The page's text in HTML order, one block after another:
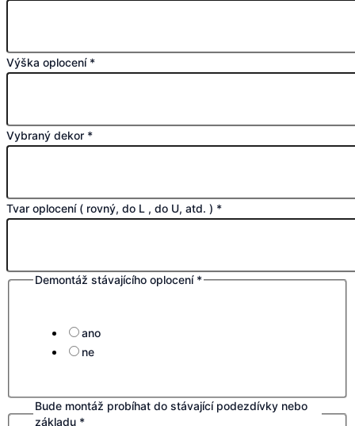
Výška oplocení *
Vybraný dekor *
Tvar oplocení ( rovný, do L , do U, atd. ) *
Demontáž stávajícího oplocení *
ano
ne
Bude montáž probíhat do stávající podezdívky nebo
základu *